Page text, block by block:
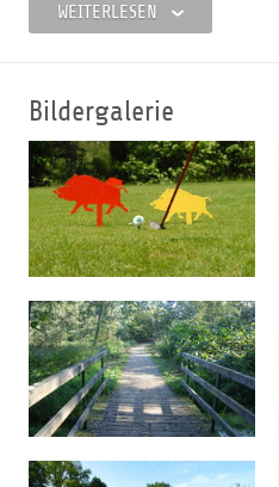
Das aus dem alten Gutshaus
Clubräume sowie das
ansprechenden Pro-Shop. In
erfreut sich die Club-
Die Club-Gastronomie bietet
wohlschmeckende Küche.
dieser Gastlichkeit wird von
gleichermaßen geschätzt.
Gäste sind nach
WEITERLESEN
Bildergalerie